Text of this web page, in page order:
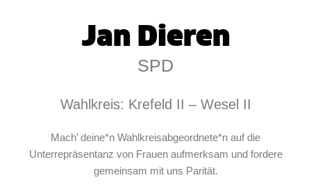
Jan Dieren
SPD
Wahlkreis: Krefeld II – Wesel II
Mach’ deine*n Wahlkreisabgeordnete*n auf die
Unterrepräsentanz von Frauen aufmerksam und fordere
gemeinsam mit uns Parität.